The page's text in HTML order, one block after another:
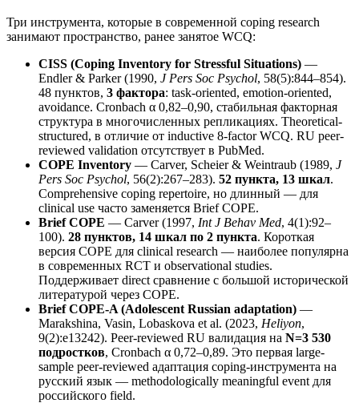
Три инструмента, которые в современной coping research
занимают пространство, ранее занятое WCQ:
CISS (Coping Inventory for Stressful Situations) —
Endler & Parker (1990, J Pers Soc Psychol, 58(5):844–854).
48 пунктов, 3 фактора: task-oriented, emotion-oriented,
avoidance. Cronbach α 0,82–0,90, стабильная факторная
структура в многочисленных репликациях. Theoretical-
structured, в отличие от inductive 8-factor WCQ. RU peer-
reviewed validation отсутствует в PubMed.
COPE Inventory — Carver, Scheier & Weintraub (1989, J
Pers Soc Psychol, 56(2):267–283). 52 пункта, 13 шкал.
Comprehensive coping repertoire, но длинный — для
clinical use часто заменяется Brief COPE.
Brief COPE — Carver (1997, Int J Behav Med, 4(1):92–
100). 28 пунктов, 14 шкал по 2 пункта. Короткая
версия COPE для clinical research — наиболее популярна
в современных RCT и observational studies.
Поддерживает direct сравнение с большой исторической
литературой через COPE.
Brief COPE-A (Adolescent Russian adaptation) —
Marakshina, Vasin, Lobaskova et al. (2023, Heliyon,
9(2):e13242). Peer-reviewed RU валидация на N=3 530
подростков, Cronbach α 0,72–0,89. Это первая large-
sample peer-reviewed адаптация coping-инструмента на
русский язык — methodologically meaningful event для
российского field.